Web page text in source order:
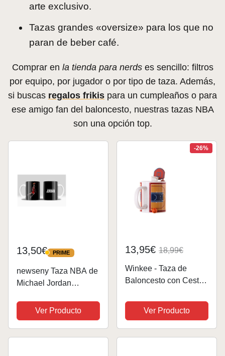
arte exclusivo.
Tazas grandes «oversize» para los que no
paran de beber café.
Comprar en la tienda para nerdses sencillo: filtros
por equipo, por jugador o por tipo de taza. Además,
si buscas regalos frikis para un cumpleaños o para
ese amigo fan del baloncesto, nuestras tazas NBA
son una opción top.
13,50€ PRIME
PRIME
newseny Taza NBA de
Michael Jordan
Negro con tonos rojos -
Regalo para fans de
M.Jordan NBA |
Ver Producto
-26%
13,95€ 18,99€
Winkee - Taza de
Baloncesto con Cesta
Deportiva con función
de Juego para
Aficionados al
Ver Producto